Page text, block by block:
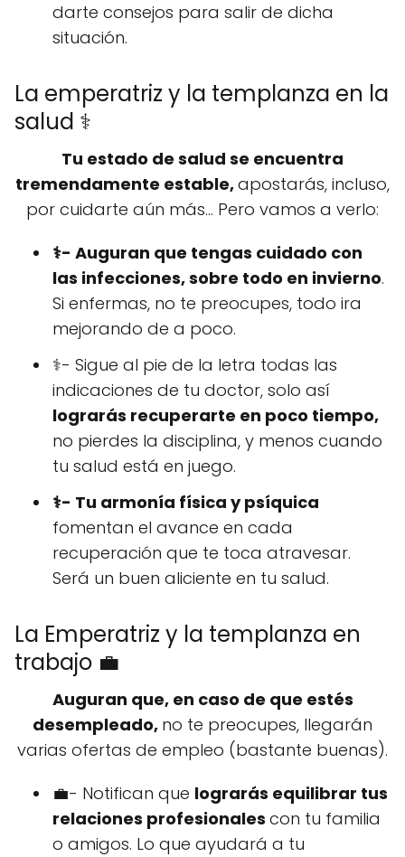
darte consejos para salir de dicha
situación.
La emperatriz y la templanza en la
salud ⚕️
Tu estado de salud se encuentra
tremendamente estable,apostarás, incluso,
por cuidarte aún más... Pero vamos a verlo:
⚕️- Auguran que tengas cuidado con
las infecciones, sobre todo en invierno.
Si enfermas, no te preocupes, todo ira
mejorando de a poco.
⚕️- Sigue al pie de la letra todas las
indicaciones de tu doctor, solo así
lograrás recuperarte en poco tiempo,
no pierdes la disciplina, y menos cuando
tu salud está en juego.
⚕️- Tu armonía física y psíquica
fomentan el avance en cada
recuperación que te toca atravesar.
Será un buen aliciente en tu salud.
La Emperatriz y la templanza en
trabajo 💼
Auguran que, en caso de que estés
desempleado, no te preocupes, llegarán
varias ofertas de empleo (bastante buenas).
💼- Notifican que lograrás equilibrar tus
relaciones profesionales con tu familia
o amigos. Lo que ayudará a tu